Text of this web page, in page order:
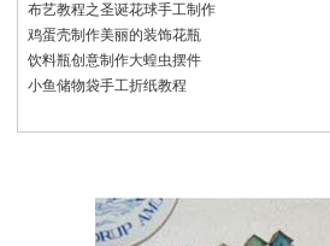
布艺教程之圣诞花球手工制作
鸡蛋壳制作美丽的装饰花瓶
饮料瓶创意制作大蝗虫摆件
小鱼储物袋手工折纸教程